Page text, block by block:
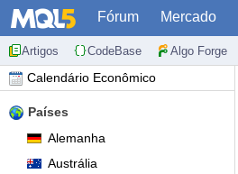
Fórum Mercado
Artigos CodeBase Algo Forge
Calendário Econômico
Países
Alemanha
Austrália